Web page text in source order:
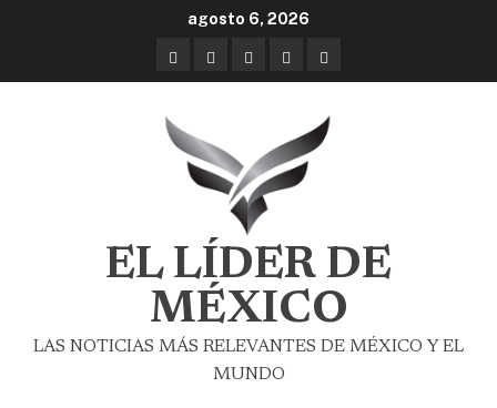
agosto 6, 2026
EL LÍDER DE
MÉXICO
LAS NOTICIAS MÁS RELEVANTES DE MÉXICO Y EL
MUNDO